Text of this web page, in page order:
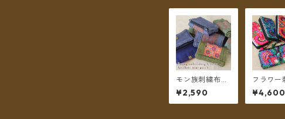
モン族刺繍布と
手織りヘンプ 3
ポケット ミニポ
ーチ コインケー
¥2,590
フラワー
長財布 タ
ン族刺繍
ル便送料
¥4,600